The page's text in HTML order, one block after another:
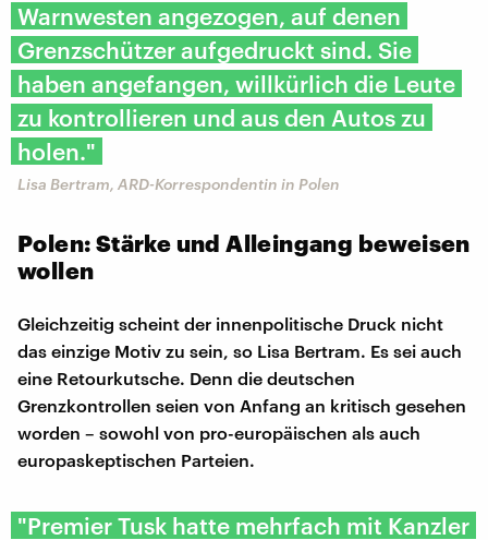
Warnwesten angezogen, auf denen
Grenzschützer aufgedruckt sind. Sie
haben angefangen, willkürlich die Leute
zu kontrollieren und aus den Autos zu
holen."
Lisa Bertram, ARD-Korrespondentin in Polen
Polen: Stärke und Alleingang beweisen
wollen
Gleichzeitig scheint der innenpolitische Druck nicht
das einzige Motiv zu sein, so Lisa Bertram. Es sei auch
eine Retourkutsche. Denn die deutschen
Grenzkontrollen seien von Anfang an kritisch gesehen
worden – sowohl von pro-europäischen als auch
europaskeptischen Parteien.
"Premier Tusk hatte mehrfach mit Kanzler